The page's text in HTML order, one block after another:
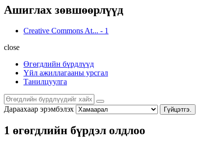
Ашиглах зөвшөөрлүүд
Creative Commons At... - 1
close
Өгөгдлийн бүрдлүүд
Үйл ажиллагааны урсгал
Танилцуулга
Дараахаар эрэмбэлэх Гүйцэтгэ.
1 өгөгдлийн бүрдэл олдлоо